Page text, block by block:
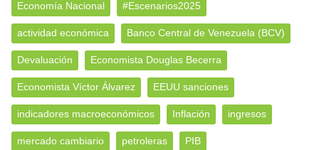
Economía Nacional #Escenarios2025
actividad económica Banco Central de Venezuela (BCV)
Devaluación Economista Douglas Becerra
Economista Víctor Álvarez EEUU sanciones
indicadores macroeconómicos Inflación ingresos
mercado cambiario petroleras PIB